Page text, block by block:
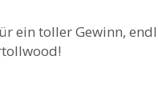
ein toller Gewinn,